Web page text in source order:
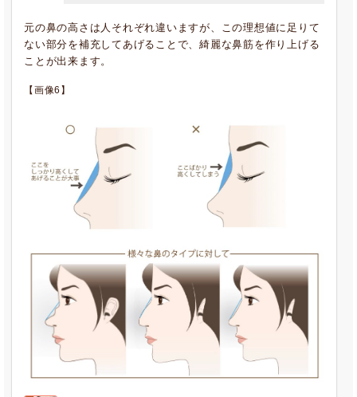
元の鼻の高さは人それぞれ違いますが、この理想値に足りて
ない部分を補充してあげることで、綺麗な鼻筋を作り上げる
ことが出来ます。
【画像6】